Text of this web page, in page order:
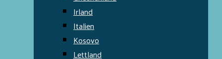
Irland
Italien
Kosovo
Lettland